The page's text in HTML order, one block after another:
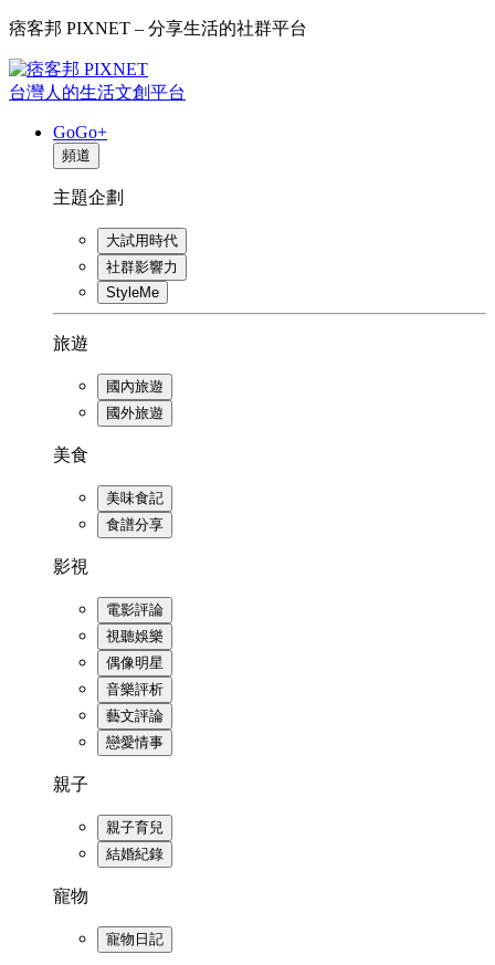
痞客邦 PIXNET – 分享生活的社群平台
台灣人的生活文創平台
GoGo+
頻道
主題企劃
大試用時代
社群影響力
StyleMe
旅遊
國內旅遊
國外旅遊
美食
美味食記
食譜分享
影視
電影評論
視聽娛樂
偶像明星
音樂評析
藝文評論
戀愛情事
親子
親子育兒
結婚紀錄
寵物
寵物日記